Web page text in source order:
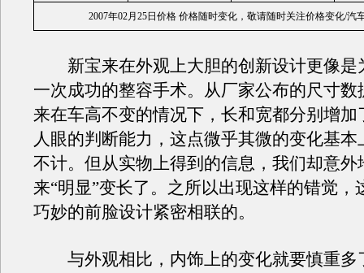
2007年02月25日价格 价格随时变化，敬请随时关注价格变化/汽
新宝来在外观上大胆的创新设计更像是
一次成功的整容手术。从厂家公布的尺寸数
来在车高不变的情况下，长和宽都分别增加
人眼的判断能力，这点微乎其微的变化基本
不计。但从实物上得到的信息，我们却意外
来“明显”变长了。之所以出现这样的错觉，
巧妙的前脸设计紧密相联的。
与外观相比，内饰上的变化就要慎重多